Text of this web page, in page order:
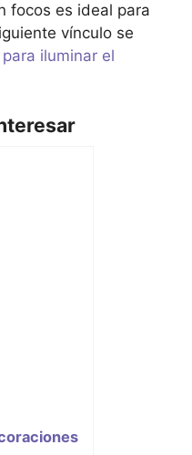
focos es ideal para
vínculo se
iluminar el